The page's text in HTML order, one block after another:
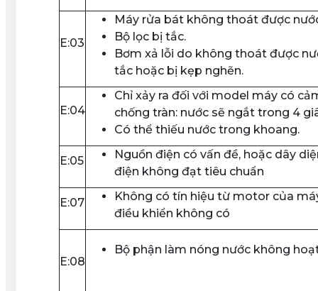
E:03
Máy rửa bát không thoát được
Bộ lọc bị tắc.
Bơm xả lỗi do không thoát được
tắc hoặc bị kẹp nghẽn.
E:04
Chỉ xảy ra đối với model máy có
chống tràn: nước sẽ ngắt trong 4
Có thể thiếu nước trong khoang.
E:05
Nguồn điện có vấn đề, hoặc dây
điện không đạt tiêu chuẩn
E:07
Không có tín hiệu từ motor của
điều khiển không có
E:08
Bộ phận làm nóng nước không